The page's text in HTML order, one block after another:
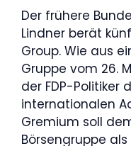
Der frühere
Lindner berät
Group. Wie aus
Gruppe vom 26.
der FDP-
internationalen
Gremium soll
Börsengruppe